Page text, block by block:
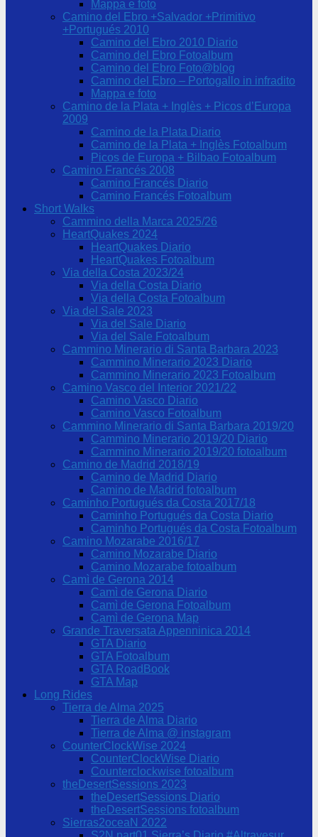
Mappa e foto
Camino del Ebro +Salvador +Primitivo
+Portugués 2010
Camino del Ebro 2010 Diario
Camino del Ebro Fotoalbum
Camino del Ebro Foto@blog
Camino del Ebro – Portogallo in infradito
Mappa e foto
Camino de la Plata + Inglès + Picos d’Europa
2009
Camino de la Plata Diario
Camino de la Plata + Inglès Fotoalbum
Picos de Europa + Bilbao Fotoalbum
Camino Francés 2008
Camino Francés Diario
Camino Francés Fotoalbum
Short Walks
Cammino della Marca 2025/26
HeartQuakes 2024
HeartQuakes Diario
HeartQuakes Fotoalbum
Via della Costa 2023/24
Via della Costa Diario
Via della Costa Fotoalbum
Via del Sale 2023
Via del Sale Diario
Via del Sale Fotoalbum
Cammino Minerario di Santa Barbara 2023
Cammino Minerario 2023 Diario
Cammino Minerario 2023 Fotoalbum
Camino Vasco del Interior 2021/22
Camino Vasco Diario
Camino Vasco Fotoalbum
Cammino Minerario di Santa Barbara 2019/20
Cammino Minerario 2019/20 Diario
Cammino Minerario 2019/20 fotoalbum
Camino de Madrid 2018/19
Camino de Madrid Diario
Camino de Madrid fotoalbum
Caminho Portugués da Costa 2017/18
Caminho Portugués da Costa Diario
Caminho Portugués da Costa Fotoalbum
Camino Mozarabe 2016/17
Camino Mozarabe Diario
Camino Mozarabe fotoalbum
Camì de Gerona 2014
Camì de Gerona Diario
Camì de Gerona Fotoalbum
Camì de Gerona Map
Grande Traversata Appenninica 2014
GTA Diario
GTA Fotoalbum
GTA RoadBook
GTA Map
Long Rides
Tierra de Alma 2025
Tierra de Alma Diario
Tierra de Alma @ instagram
CounterClockWise 2024
CounterClockWise Diario
Counterclockwise fotoalbum
theDesertSessions 2023
theDesertSessions Diario
theDesertSessions fotoalbum
Sierras2oceaN 2022